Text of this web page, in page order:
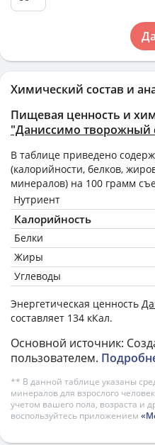
Химический состав и
Пищевая ценность и
"Даниссимо творожный
В таблице приведено
(калорийности, белков,
минералов) на 100 грамм
Нутриент
Калорийность
Белки
Жиры
Углеводы
Энергетическая ценность
составляет 134 кКал.
Основной источник:
пользователем.
** В данной таблице указаны
минералов для взрослого
учетом вашего пола, возраста и
воспользуйтесь приложением